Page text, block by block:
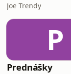
Joe Trendy
P
Prednášky